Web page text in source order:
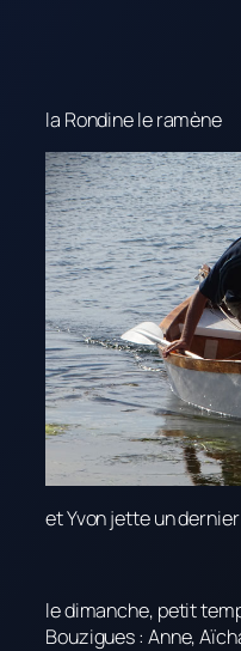
la Rondine le ramène
et Yvon jette un
le dimanche, petit
Bouzigues : Anne,